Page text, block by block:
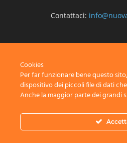
Contattaci:
Privacy
Cookies
Per far funzionare bene questo
dispositivo dei piccoli file di dati
Anche la maggior parte dei grandi